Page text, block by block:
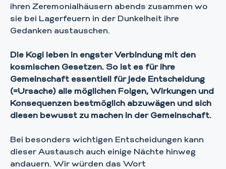
ihren Zeremonialhäusern abends zusammen wo
sie bei Lagerfeuern in der Dunkelheit ihre
Gedanken austauschen.
Die Kogi leben in engster Verbindung mit den
kosmischen Gesetzen. So ist es für ihre
Gemeinschaft essentiell für jede Entscheidung
(=Ursache) alle möglichen Folgen, Wirkungen und
Konsequenzen bestmöglich abzuwägen und sich
diesen bewusst zu machen in der Gemeinschaft.
Bei besonders wichtigen Entscheidungen kann
dieser Austausch auch einige Nächte hinweg
andauern. Wir würden das Wort